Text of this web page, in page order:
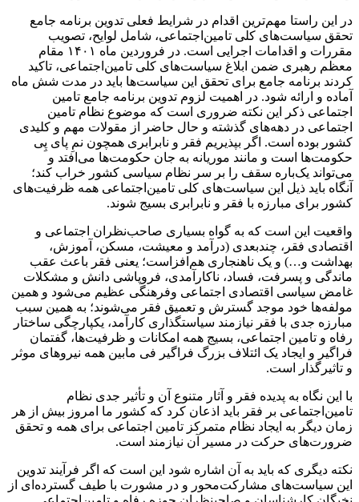
در این راستا مهم‌ترین اقدام در شرایط فعلی تدوین برنامه جامع
تحقق سیاست‌های کلی تامین‌اجتماعی، شامل لوایح، تصویب
مقررات و اقدامات اجرایی است. در فروردین ماه ۱۴۰۱ مقام
معظم رهبری ضمن ابلاغ سیاست‌های کلی تامین‌اجتماعی، تاکید
کردند برنامه جامع برای تحقق این سیاست‌ها باید در مدت شش ماه
آماده و ارائه شود. در اهمیت لزوم تدوین برنامه جامع تامین
‌اجتماعی ذکر این نکته ضروری است که موضوع نظام تامین
‌اجتماعی در دهه‌های گذشته و حال حاضر از مقولات مهم و کلیدی
کشور بوده است. اگر بپذیریم فقر و نابرابری همچون نمِ پای پِی
حکومت‌ها است و مانند موریانه به جان حکومت‌ها می‌افتد و
می‌تواند یک‌باره سقف را بر سر نظام سیاسی کشور خراب کند؛
آنگاه باید ذیل این سیاست‌های کلی تامین‌اجتماعی همه ظرفیت‌های
کشور برای مبارزه با فقر و نابرابری بسیج شوند.
واقعیت این است که به گواه بسیاری صاحب‌نظران اجتماعی و
اقتصادی فقر، چندبعدی (درآمد و معیشت، مسکن، آموزش،
بهداشت و…) و یک ناهنجاری هم‌افزاست؛ یعنی فقر باعث عقب
ماندگی و پسرفت، فساد، ناکارآمدی، فروپاشی دانش و مشکلات
غامض سیاسی اقتصادی اجتماعی وفرهنگی عظیم می‌شود و همین
مولفه‌ها خود موجد گسترش و تعمیق فقر می‌شوند‌؛ به همین سبب
مبارزه جدی با فقر نیازمند سیاستگذاری کارآمد، یکپارچگی ساختار
رفاه و تامین ‌اجتماعی، بسیج همه امکانات و ظرفیت‌ها، گفتمان
فراگیر و ایجاد یک ائتلاف بزرگ فراگیر فی مابین همه نیروهای موثر
و تاثیرگذار است.
با این نگاه به پدیده فقر و آثار متنوع آن و تأثیر جدی نظام
تامین‌اجتماعی بر فقر باید اذعان کرد که کشور ما امروز بیش از هر
زمان دیگر به ایجاد نظام متمرکز تامین ‌اجتماعی برای همه و تحقق
ضرورت‌های حرکت در مسیر آن نیازمند است.
نکته دیگری که باید به آن اشاره شود این است که اگر فرآیند تدوین
این سیاست‌های مشارکت‌محور و در مشورت با طیف گسترده‌ای از